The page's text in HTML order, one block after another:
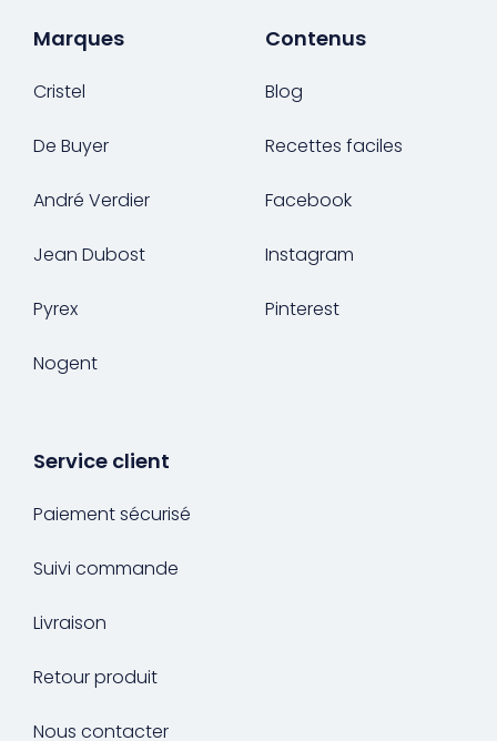
Marques
Cristel
De Buyer
André Verdier
Jean Dubost
Pyrex
Nogent
Contenus
Blog
Recettes faciles
Facebook
Instagram
Pinterest
Service client
Paiement sécurisé
Suivi commande
Livraison
Retour produit
Nous contacter